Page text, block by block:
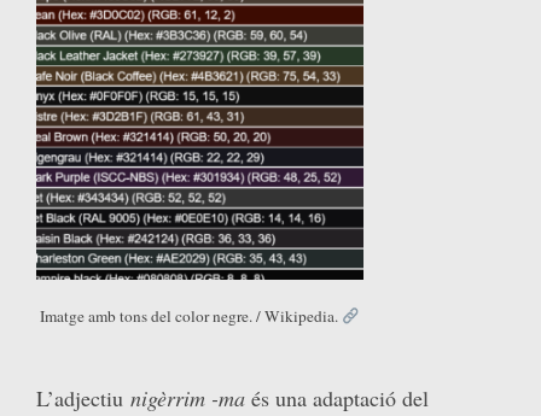
Imatge amb tons del color negre. / Wikipedia.
L’adjectiu nigèrrim -ma és una adaptació del